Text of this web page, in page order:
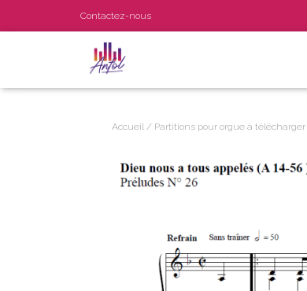
Contactez-nous
Accueil / Partitions pour orgue à télécharger